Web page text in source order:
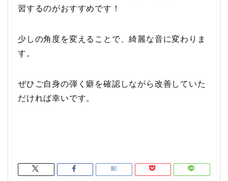
習するのがおすすめです！
少しの角度を変えることで、綺麗な音に変わりま
す。
ぜひご自身の弾く癖を確認しながら改善していた
だければ幸いです。